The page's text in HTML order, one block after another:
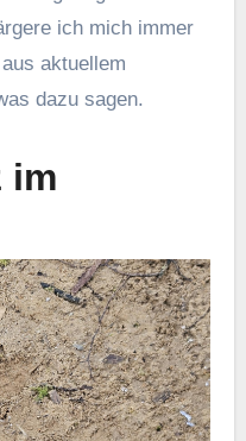
ich mich immer
aktuellem
dazu sagen.
im